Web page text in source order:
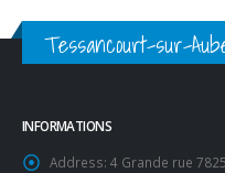
Tessancourt-sur-
INFORMATIONS
Address: 4 Grande rue